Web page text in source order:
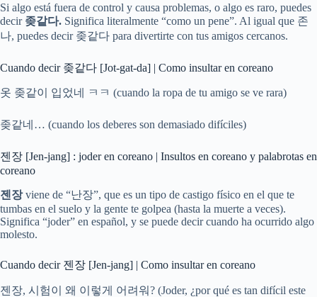
Si algo está fuera de control y causa problemas, o algo es raro, puedes
decir좆같다. Significa literalmente “como un pene”. Al igual que 존
나, puedes decir 좆같다 para divertirte con tus amigos cercanos.
Cuando decir 좆같다 [Jot-gat-da] | Como insultar en coreano
옷 좆같이 입었네 ㅋㅋ (cuando la ropa de tu amigo se ve rara)
좆같네… (cuando los deberes son demasiado difíciles)
젠장 [Jen-jang] : joder en coreano | Insultos en coreano y palabrotas en
coreano
젠장viene de “난장”, que es un tipo de castigo físico en el que te
tumbas en el suelo y la gente te golpea (hasta la muerte a veces).
Significa “joder” en español, y se puede decir cuando ha ocurrido algo
molesto.
Cuando decir 젠장 [Jen-jang] | Como insultar en coreano
젠장, 시험이 왜 이렇게 어려워? (Joder, ¿por qué es tan difícil este